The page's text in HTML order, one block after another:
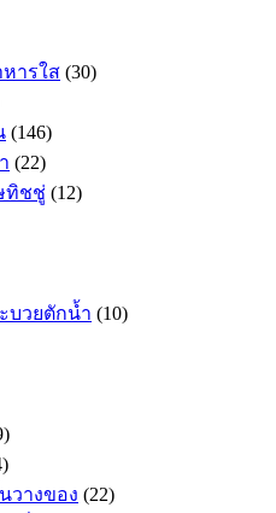
ารใส (30)
(146)
(22)
ทิชชู่ (12)
บวยตักน้ำ (10)
วางของ (22)